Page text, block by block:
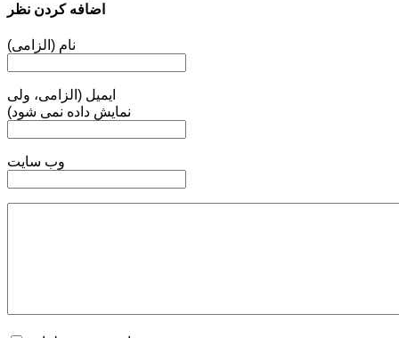
اضافه کردن نظر
نام (الزامی)
ایمیل (الزامی، ولی
نمایش داده نمی شود)
وب سایت